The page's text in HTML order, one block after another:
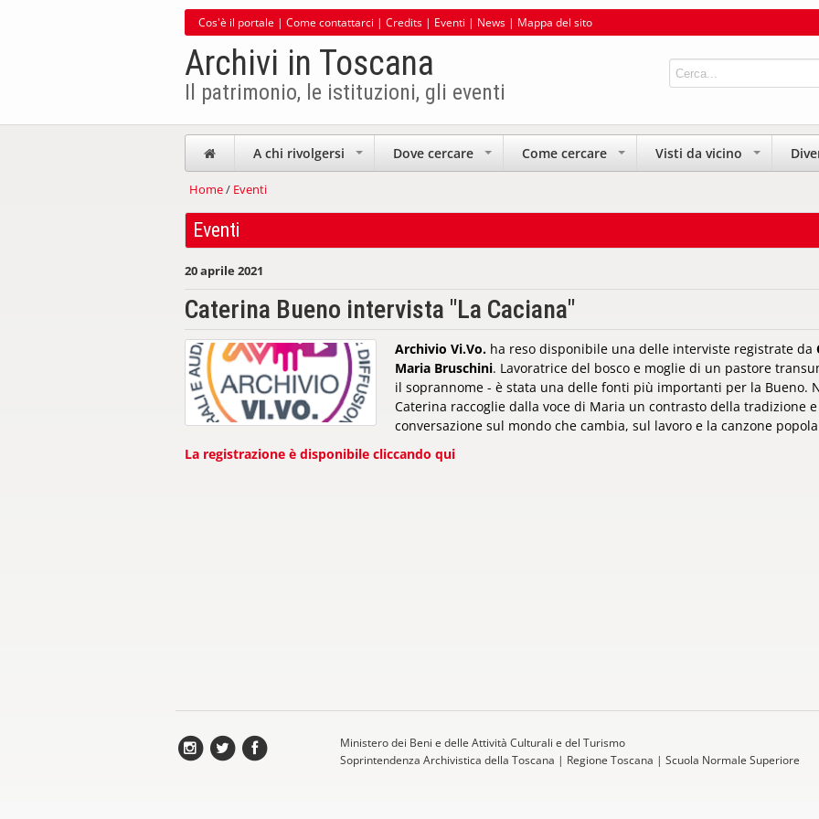
Cos'è il portale | Come contattarci | Credits | Eventi | News | Mappa del sito
Archivi in Toscana
Il patrimonio, le istituzioni, gli eventi
A chi rivolgersi Dove cercare Come cercare Visti da vicino
Home/ Eventi
Eventi
20 aprile 2021
Caterina Bueno intervista "La Caciana"
Archivio Vi.Vo. ha reso disponibile una delle interviste registrate da
Maria Bruschini. Lavoratrice del bosco e moglie di un pastore
il soprannome - è stata una delle fonti più importanti per la Bueno.
Caterina raccoglie dalla voce di Maria un contrasto della tradizione
conversazione sul mondo che cambia, sul lavoro e la canzone
La registrazione è disponibile cliccando qui
Ministero dei Beni e delle Attività Culturali e del Turismo
Soprintendenza Archivistica della Toscana | Regione Toscana | Scuola Normale Superiore